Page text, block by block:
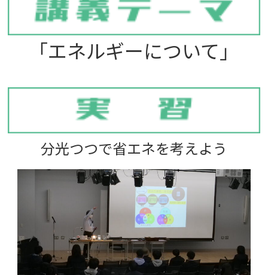
「エネルギーについて」
分光つつで省エネを考えよう